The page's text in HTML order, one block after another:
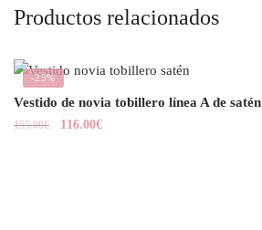
Productos relacionados
-25%
Vestido de novia tobillero línea A de satén
155.00€ 116.00€